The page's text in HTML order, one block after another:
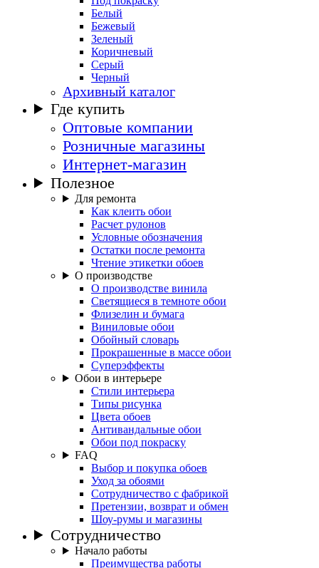
Белый
Бежевый
Зеленый
Коричневый
Серый
Черный
Архивный каталог
Где купить
Оптовые компании
Розничные магазины
Интернет-магазин
Полезное
Для ремонта
Как клеить обои
Расчет рулонов
Условные обозначения
Остатки после ремонта
Чтение этикетки обоев
О производстве
О производстве винила
Светящиеся в темноте обои
Флизелин и бумага
Виниловые обои
Обойный словарь
Прокрашенные в массе обои
Суперэффекты
Обои в интерьере
Стили интерьера
Типы рисунка
Цвета обоев
Антивандальные обои
Обои под покраску
FAQ
Выбор и покупка обоев
Уход за обоями
Сотрудничество с фабрикой
Претензии, возврат и обмен
Шоу-румы и магазины
Сотрудничество
Начало работы
Преимущества работы